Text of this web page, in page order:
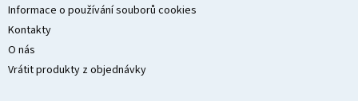
Informace o používání souborů cookies
Kontakty
O nás
Vrátit produkty z objednávky